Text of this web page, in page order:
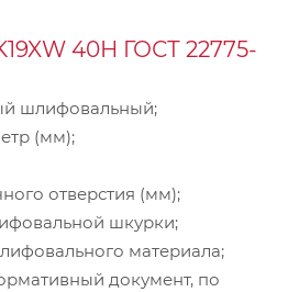
40Н ГОСТ 22775-
шлифовальный;
(мм);
отверстия (мм);
шкурки;
материала;
документ, по